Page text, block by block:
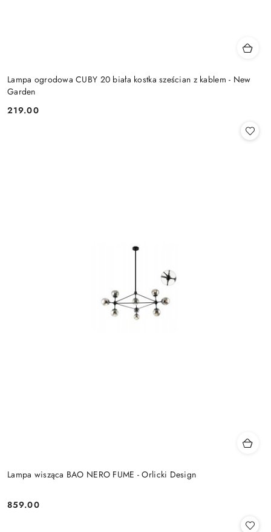
Lampa ogrodowa CUBY 20 biała kostka sześcian z kablem - New
Garden
Cena:
219.00
Lampa wisząca BAO NERO FUME - Orlicki Design
Cena:
859.00